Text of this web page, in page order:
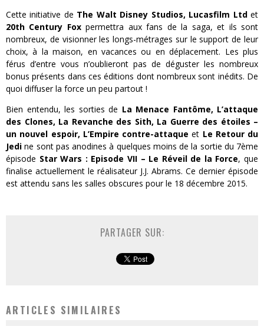
Cette initiative de The Walt Disney Studios, Lucasfilm Ltdet
20th Century Foxpermettra aux fans de la saga, et ils sont
nombreux, de visionner les longs-métrages sur le support de leur
choix, à la maison, en vacances ou en déplacement. Les plus
férus d’entre vous n’oublieront pas de déguster les nombreux
bonus présents dans ces éditions dont nombreux sont inédits. De
quoi diffuser la force un peu partout !
Bien entendu, les sorties de La Menace Fantôme, L’attaque
des Clones, La Revanche des Sith, La Guerre des étoiles –
un nouvel espoir, L’Empire contre-attaque et Le Retour du
Jedi ne sont pas anodines à quelques moins de la sortie du 7ème
épisode Star Wars : Episode VII – Le Réveil de la Force, que
finalise actuellement le réalisateur J.J. Abrams. Ce dernier épisode
est attendu sans les salles obscures pour le 18 décembre 2015.
PARTAGER SUR:
ARTICLES SIMILAIRES